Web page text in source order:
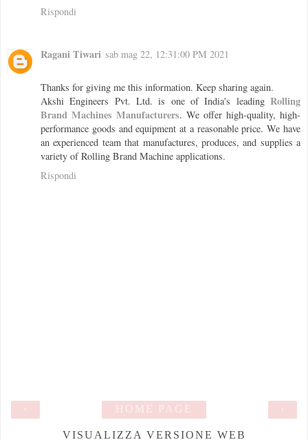
Rispondi
Ragani Tiwari sab mag 22, 12:31:00 PM 2021
Thanks for giving me this information. Keep sharing again.
Akshi Engineers Pvt. Ltd. is one of India's leading Rolling
Brand Machines Manufacturers. We offer high-quality, high-
performance goods and equipment at a reasonable price. We have
an experienced team that manufactures, produces, and supplies a
variety of Rolling Brand Machine applications.
Rispondi
›
HOME PAGE
VISUALIZZA VERSIONE WEB